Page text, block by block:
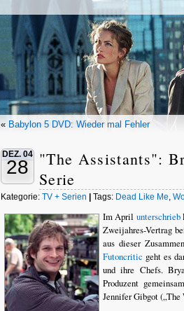
« Babylon 5 DVD: Wieder mal Fehler
DEZ. 04
28 "The Assistants":
Serie
Kategorie: TV + Serien Tags: Dead Like Me
Im April unterschrieb
Zweijahres-Vertrag
aus dieser
Futoncritic geht es
und ihre Chefs.
Produzent
Jennifer Gibgot („The